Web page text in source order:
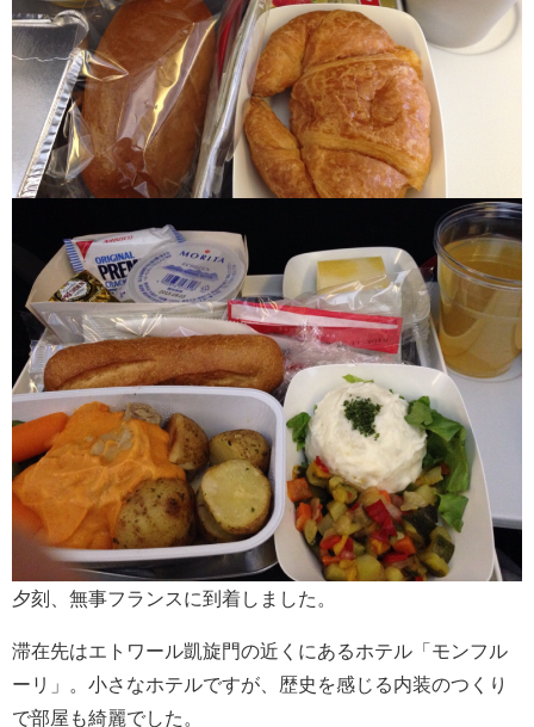
夕刻、無事フランスに到着しました。
滞在先はエトワール凱旋門の近くにあるホテル「モンフル
ーリ」。小さなホテルですが、歴史を感じる内装のつくり
で部屋も綺麗でした。